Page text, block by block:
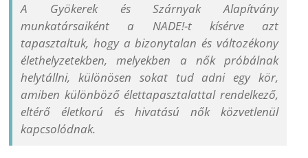
A Gyökerek és Szárnyak Alapítvány
munkatársaiként a NADE!-t kísérve azt
tapasztaltuk, hogy a bizonytalan és változékony
élethelyzetekben, melyekben a nők próbálnak
helytállni, különösen sokat tud adni egy kör,
amiben különböző élettapasztalattal rendelkező,
eltérő életkorú és hivatású nők közvetlenül
kapcsolódnak.